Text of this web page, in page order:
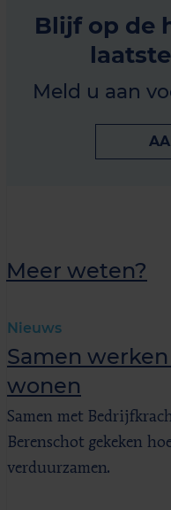
Blijf op de
Meld u aan
Meer weten?
Nieuws
Samen
wonen
Samen met
Berenschot gekeken
verduurzamen.